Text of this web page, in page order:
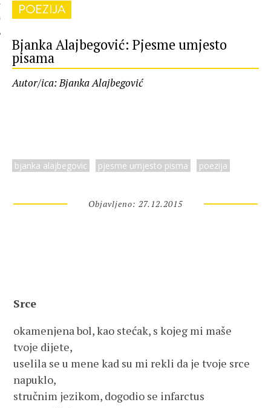
POEZIJA
Bjanka Alajbegović: Pjesme umjesto
pisama
Autor/ica: Bjanka Alajbegović
bjanka alajbegovic pjesme umjesto pisma poezija
Objavljeno: 27.12.2015
Srce
okamenjena bol, kao stećak, s kojeg mi maše
tvoje dijete,
uselila se u mene kad su mi rekli da je tvoje srce
napuklo,
stručnim jezikom, dogodio se infarctus